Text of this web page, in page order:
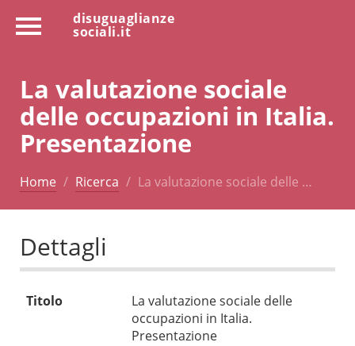
disuguaglianze
sociali.it
La valutazione sociale
delle occupazioni in Italia.
Presentazione
Home Ricerca La valutazione sociale delle …
Dettagli
Titolo
La valutazione sociale delle
occupazioni in Italia.
Presentazione